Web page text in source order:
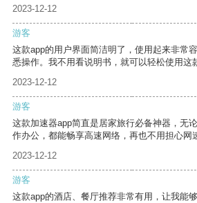
2023-12-12
游客
这款app的用户界面简洁明了，使用起来非常
悉操作。我不用看说明书，就可以轻松使用这
2023-12-12
游客
这款加速器app简直是居家旅行必备神器，无
作办公，都能畅享高速网络，再也不用担心网
2023-12-12
游客
这款app的酒店、餐厅推荐非常有用，让我能